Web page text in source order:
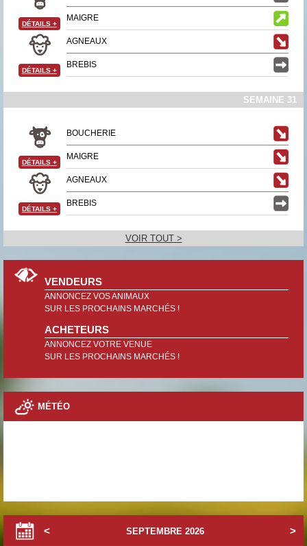
MAIGRE
DÉTAILS +
AGNEAUX
BREBIS
DÉTAILS +
SEMAINE 31
BOUCHERIE
MAIGRE
DÉTAILS +
AGNEAUX
BREBIS
DÉTAILS +
VOIR TOUT >
VENDEURS
ANNONCEZ VOS ANIMAUX
SUR LES PROCHAINS MARCHÉS !
ACHETEURS
ANNONCEZ VOTRE VENUE
SUR LES PROCHAINS MARCHÉS !
MÉTÉO
SEPTEMBRE 2026